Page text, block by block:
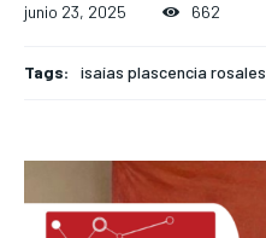
junio 23, 2025 662
Tags: isaías plascencia rosales